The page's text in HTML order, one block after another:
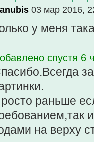
anubis 03 мар 2016,
у меня
спустя 6
раньше
на верху